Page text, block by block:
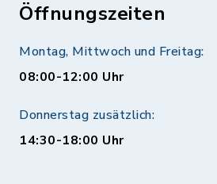
Öffnungszeiten
Montag, Mittwoch und Freitag:
08:00-12:00 Uhr
Donnerstag zusätzlich:
14:30-18:00 Uhr